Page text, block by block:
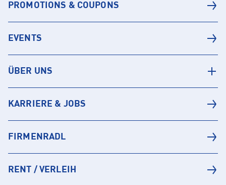
PROMOTIONS & COUPONS
EVENTS
ÜBER UNS
KARRIERE & JOBS
FIRMENRADL
RENT / VERLEIH